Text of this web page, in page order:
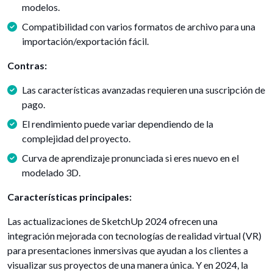
modelos.
Compatibilidad con varios formatos de archivo para una
importación/exportación fácil.
Contras:
Las características avanzadas requieren una suscripción de
pago.
El rendimiento puede variar dependiendo de la
complejidad del proyecto.
Curva de aprendizaje pronunciada si eres nuevo en el
modelado 3D.
Características principales:
Las actualizaciones de SketchUp 2024 ofrecen una
integración mejorada con tecnologías de realidad virtual (VR)
para presentaciones inmersivas que ayudan a los clientes a
visualizar sus proyectos de una manera única. Y en 2024, la